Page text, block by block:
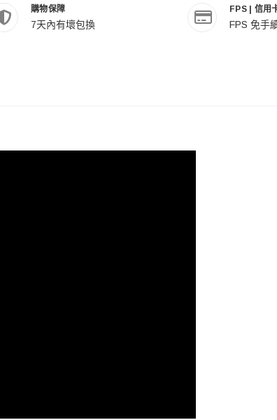
購物保障
7天內有壞包換
FPS | 信用
FPS 免手